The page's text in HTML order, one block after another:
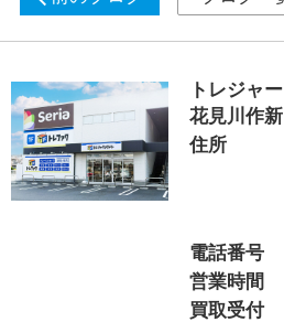
トレジャ
花見川作
住所
電話番号
営業時間
買取受付